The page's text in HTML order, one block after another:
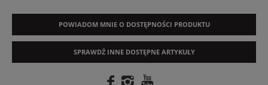
POWIADOM MNIE O DOSTĘPNOŚCI PRODUKTU
SPRAWDŹ INNE DOSTĘPNE ARTYKUŁY